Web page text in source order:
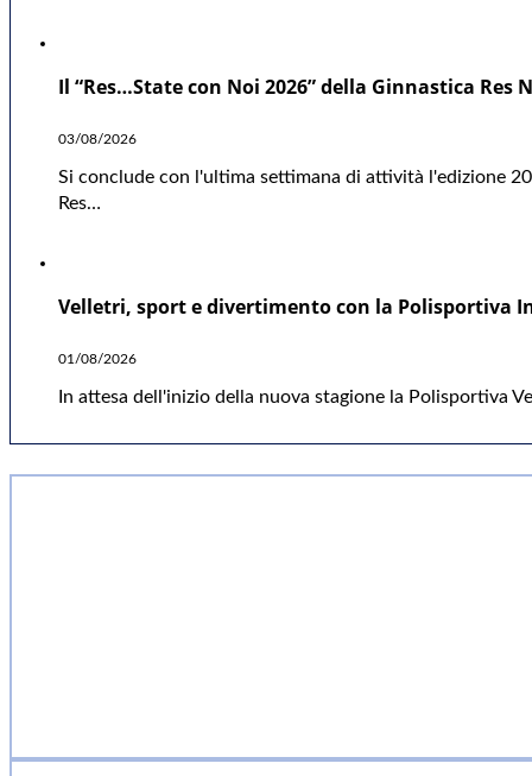
Il “Res…State con Noi 2026” della Ginnastica Res
03/08/2026
Si conclude con l'ultima settimana di attività l'edizione
Res…
Velletri, sport e divertimento con la Polisportiva
01/08/2026
In attesa dell'inizio della nuova stagione la Polisportiva